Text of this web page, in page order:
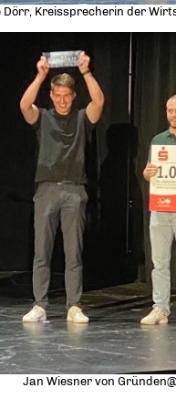
Dörr, Kreissprecherin der
Jan Wiesner von